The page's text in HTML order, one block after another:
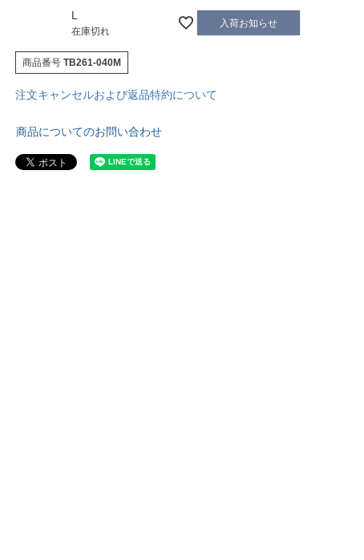
L
在庫切れ
入荷お知らせ
商品番号 TB261-040M
注文キャンセルおよび返品特約について
商品についてのお問い合わせ